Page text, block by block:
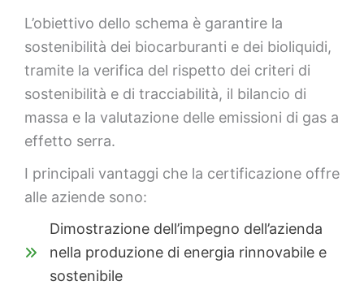
L’obiettivo dello schema è garantire la
sostenibilità dei biocarburanti e dei bioliquidi,
tramite la verifica del rispetto dei criteri di
sostenibilità e di tracciabilità, il bilancio di
massa e la valutazione delle emissioni di gas a
effetto serra.
I principali vantaggi che la certificazione offre
alle aziende sono:
Dimostrazione dell’impegno dell’azienda
nella produzione di energia rinnovabile e
sostenibile